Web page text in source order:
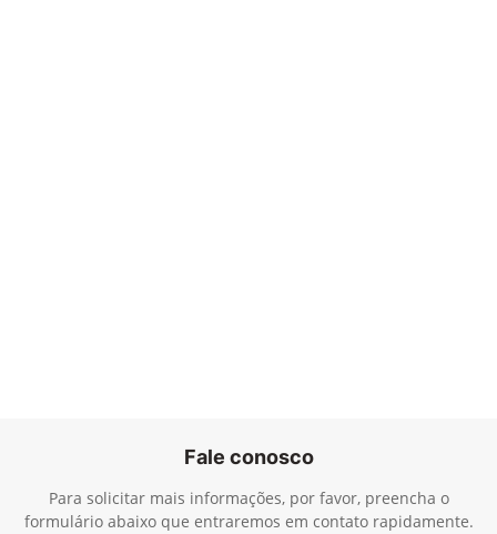
Fale conosco
Para solicitar mais informações, por favor, preencha o
formulário abaixo que entraremos em contato rapidamente.